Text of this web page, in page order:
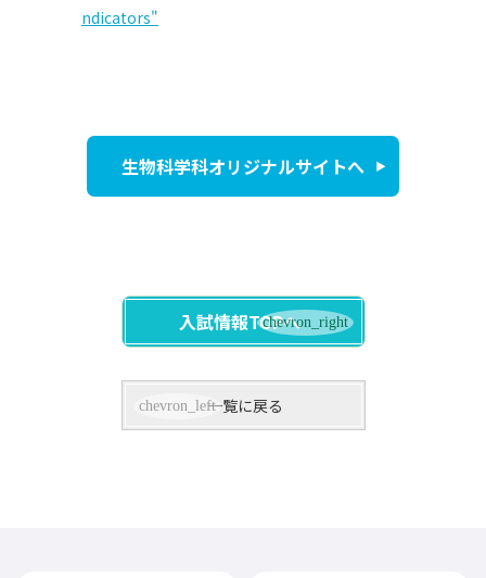
ndicators"
生物科学科オリジナルサイトへ
入試情報TOPへ
一覧に戻る